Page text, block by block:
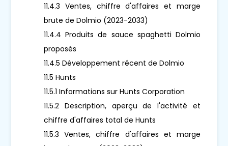
11.4.3 Ventes, chiffre d'affaires et marge
brute de Dolmio (2023-2033)
11.4.4 Produits de sauce spaghetti Dolmio
proposés
11.4.5 Développement récent de Dolmio
11.5 Hunts
11.5.1 Informations sur Hunts Corporation
11.5.2 Description, aperçu de l'activité et
chiffre d'affaires total de Hunts
11.5.3 Ventes, chiffre d'affaires et marge